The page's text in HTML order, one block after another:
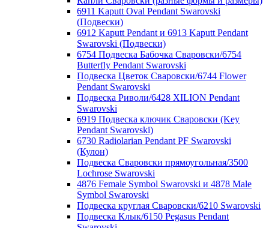
6911 Kaputt Oval Pendant Swarovski
(Подвески)
6912 Kaputt Pendant и 6913 Kaputt Pendant
Swarovski (Подвески)
6754 Подвеска Бабочка Сваровски/6754
Butterfly Pendant Swarovski
Подвеска Цветок Сваровски/6744 Flower
Pendant Swarovski
Подвеска Риволи/6428 XILION Pendant
Swarovski
6919 Подвеска ключик Сваровски (Key
Pendant Swarovski)
6730 Radiolarian Pendant PF Swarovski
(Кулон)
Подвеска Сваровски прямоугольная/3500
Lochrose Swarovski
4876 Female Symbol Swarovski и 4878 Male
Symbol Swarovski
Подвеска круглая Сваровски/6210 Swarovski
Подвеска Клык/6150 Pegasus Pendant